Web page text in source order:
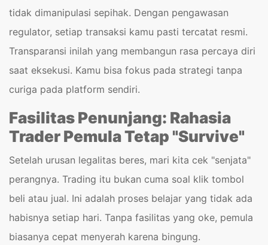
tidak dimanipulasi sepihak. Dengan pengawasan
regulator, setiap transaksi kamu pasti tercatat resmi.
Transparansi inilah yang membangun rasa percaya diri
saat eksekusi. Kamu bisa fokus pada strategi tanpa
curiga pada platform sendiri.
Fasilitas Penunjang: Rahasia
Trader Pemula Tetap "Survive"
Setelah urusan legalitas beres, mari kita cek "senjata"
perangnya. Trading itu bukan cuma soal klik tombol
beli atau jual. Ini adalah proses belajar yang tidak ada
habisnya setiap hari. Tanpa fasilitas yang oke, pemula
biasanya cepat menyerah karena bingung.